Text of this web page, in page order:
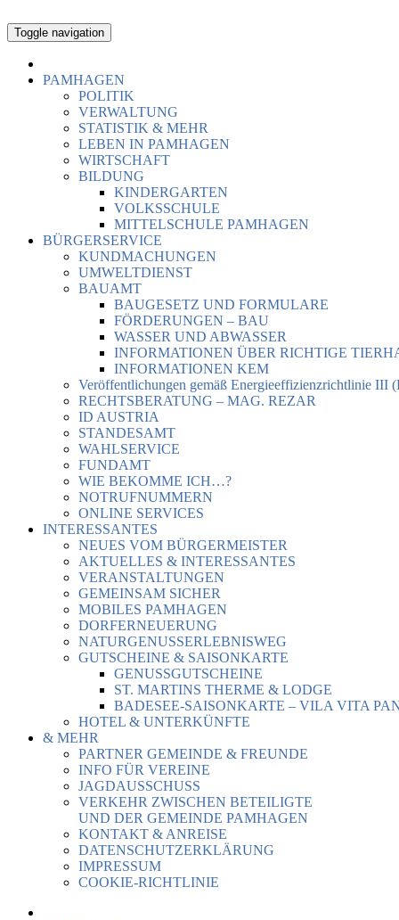
Toggle navigation
PAMHAGEN
POLITIK
VERWALTUNG
STATISTIK & MEHR
LEBEN IN PAMHAGEN
WIRTSCHAFT
BILDUNG
KINDERGARTEN
VOLKSSCHULE
MITTELSCHULE PAMHAGEN
BÜRGERSERVICE
KUNDMACHUNGEN
UMWELTDIENST
BAUAMT
BAUGESETZ UND FORMULARE
FÖRDERUNGEN – BAU
WASSER UND ABWASSER
INFORMATIONEN ÜBER RICHTIGE
INFORMATIONEN KEM
Veröffentlichungen gemäß Energieeffizienzrichtlinie III
RECHTSBERATUNG – MAG. REZAR
ID AUSTRIA
STANDESAMT
WAHLSERVICE
FUNDAMT
WIE BEKOMME ICH…?
NOTRUFNUMMERN
ONLINE SERVICES
INTERESSANTES
NEUES VOM BÜRGERMEISTER
AKTUELLES & INTERESSANTES
VERANSTALTUNGEN
GEMEINSAM SICHER
MOBILES PAMHAGEN
DORFERNEUERUNG
NATURGENUSSERLEBNISWEG
GUTSCHEINE & SAISONKARTE
GENUSSGUTSCHEINE
ST. MARTINS THERME & LODGE
BADESEE-SAISONKARTE – VILA VITA
HOTEL & UNTERKÜNFTE
& MEHR
PARTNER GEMEINDE & FREUNDE
INFO FÜR VEREINE
JAGDAUSSCHUSS
VERKEHR ZWISCHEN BETEILIGTE
UND DER GEMEINDE PAMHAGEN
KONTAKT & ANREISE
DATENSCHUTZERKLÄRUNG
IMPRESSUM
COOKIE-RICHTLINIE